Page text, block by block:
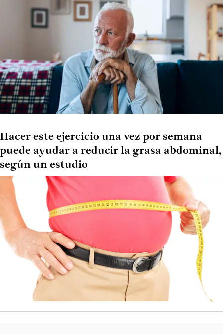
Hacer este ejercicio una vez por semana
puede ayudar a reducir la grasa abdominal,
según un estudio